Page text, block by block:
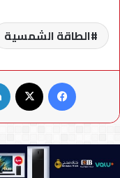
الطاقة الشمسية
فيسبوك